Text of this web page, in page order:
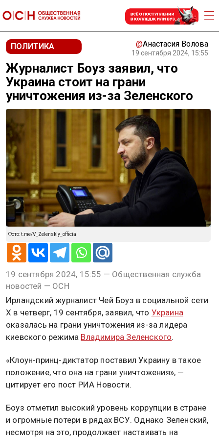
ПОЛИТИКА @Анастасия Волова
19 сентября 2024, 15:55
Журналист Боуз заявил, что
Украина стоит на грани
уничтожения из-за Зеленского
Фото: t.me/V_Zelenskiy_official
19 сентября 2024, 15:55 — Общественная служба
новостей — ОСН
Ирландский журналист Чей Боуз в социальной сети
Х в четверг, 19 сентября, заявил, что Украина
оказалась на грани уничтожения из-за лидера
киевского режима Владимира Зеленского.
«Клоун-принц-диктатор поставил Украину в такое
положение, что она на грани уничтожения», —
цитирует его пост РИА Новости.
Боуз отметил высокий уровень коррупции в стране
и огромные потери в рядах ВСУ. Однако Зеленский,
несмотря на это, продолжает настаивать на